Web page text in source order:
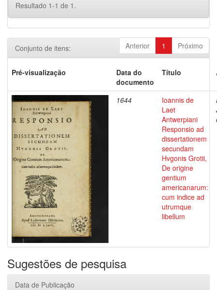
Resultado 1-1 de 1.
Anterior 1 Próximo
Conjunto de itens:
Pré-visualização
Data do
documento
Título
1644
Ioannis de
Laet
Antwerpiani
Responsio ad
dissertationem
secundam
Hvgonis Grotii,
De origine
gentium
americanarum:
cum indice ad
utrumque
libellum
Sugestões de pesquisa
Data de Publicação